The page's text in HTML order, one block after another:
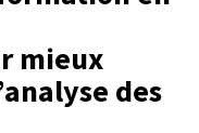
mieux
des